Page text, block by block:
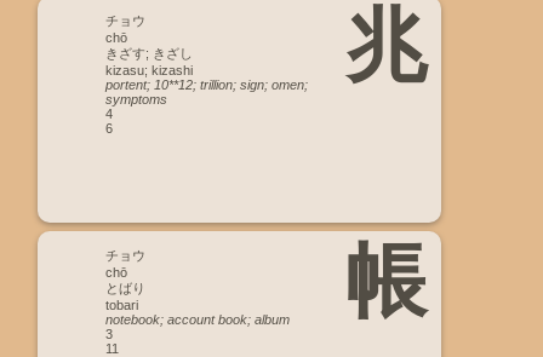
兆
チョウ
chō
きざす; きざし
kizasu; kizashi
portent; 10**12; trillion; sign; omen;
symptoms
4
6
帳
チョウ
chō
とばり
tobari
notebook; account book; album
3
11